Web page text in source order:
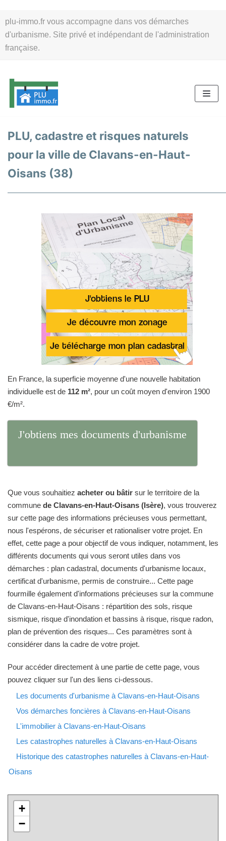
plu-immo.fr vous accompagne dans vos démarches
d'urbanisme. Site privé et indépendant de l'administration
française.
au
contenu
PLU, cadastre et risques naturels
pour la ville de Clavans-en-Haut-
Oisans (38)
En France, la superficie moyenne d'une nouvelle habitation
individuelle est de 112 m², pour un coût moyen d'environ 1900
€/m².
J'obtiens mes documents d'urbanisme
Que vous souhaitiez acheter ou bâtir sur le territoire de la
commune de Clavans-en-Haut-Oisans (Isère), vous trouverez
sur cette page des informations précieuses vous permettant,
nous l'espérons, de sécuriser et rationaliser votre projet. En
effet, cette page a pour objectif de vous indiquer, notamment, les
différents documents qui vous seront utiles dans vos
démarches : plan cadastral, documents d'urbanisme locaux,
certificat d'urbanisme, permis de construire... Cette page
fourmille également d'informations précieuses sur la commune
de Clavans-en-Haut-Oisans : répartition des sols, risque
sismique, risque d'inondation et bassins à risque, risque radon,
plan de prévention des risques... Ces paramètres sont à
considérer dans la cadre de votre projet.
Pour accéder directement à une partie de cette page, vous
pouvez cliquer sur l'un des liens ci-dessous.
Les documents d'urbanisme à Clavans-en-Haut-Oisans
Vos démarches foncières à Clavans-en-Haut-Oisans
L'immobilier à Clavans-en-Haut-Oisans
Les catastrophes naturelles à Clavans-en-Haut-Oisans
Historique des catastrophes naturelles à Clavans-en-Haut-
Oisans
+
−